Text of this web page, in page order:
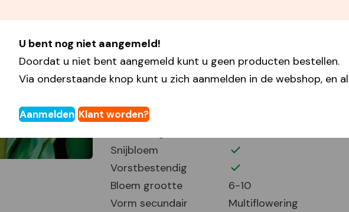
U bent nog niet aangemeld!
Doordat u niet bent aangemeld kunt u geen producten bestellen.
Via onderstaande knop kunt u zich aanmelden in de webshop, en
Aanmelden Klant worden?
Plantafstand
Plant periode
9-11
Bloei periode
3-5
Volle zon
Snijbloem
Vorstbestendig
Bloem grootte
6-10
Vorm secundair
Multiflowering